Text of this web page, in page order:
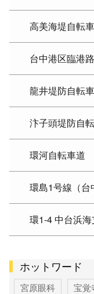
高美海堤自転
台中港区臨港
龍井堤防自転
汴子頭堤防自
環河自転車道
環島1号線（台
環1-4 中台浜海
ホットワード
宮原眼科 宝覚